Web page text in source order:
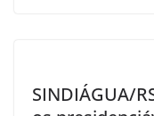
SINDIÁGUA/